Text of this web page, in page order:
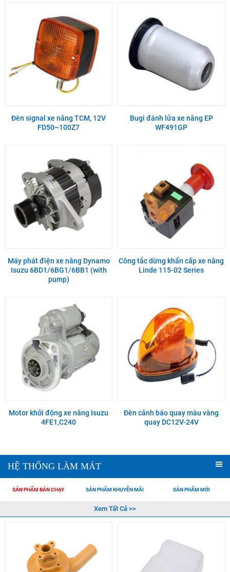
Đèn signal xe nâng TCM, 12V
FD50~100Z7
Bugi đánh lửa xe nâng EP
WF491GP
Máy phát điện xe nâng Dynamo
Isuzu 6BD1/6BG1/6BB1 (with
pump)
Công tắc dừng khẩn cấp xe nâng
Linde 115-02 Series
Motor khởi động xe nâng Isuzu
4FE1,C240
Đèn cảnh báo quay màu vàng
quay DC12V-24V
HỆ THỐNG LÀM MÁT
SẢN PHẨM BÁN CHẠY SẢN PHẨM KHUYỄN MÃI SẢN PHẨM MỚI
Xem Tất Cả >>